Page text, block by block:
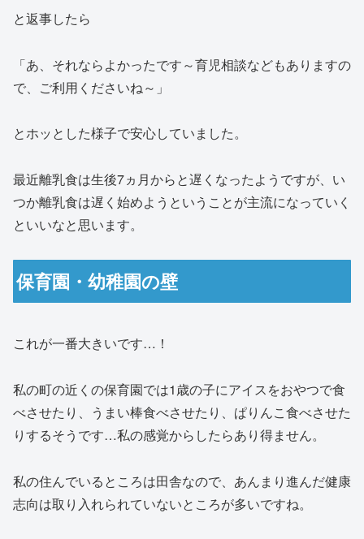
と返事したら
「あ、それならよかったです～育児相談などもありますの
で、ご利用くださいね～」
とホッとした様子で安心していました。
最近離乳食は生後7ヵ月からと遅くなったようですが、い
つか離乳食は遅く始めようということが主流になっていく
といいなと思います。
保育園・幼稚園の壁
これが一番大きいです…！
私の町の近くの保育園では1歳の子にアイスをおやつで食
べさせたり、うまい棒食べさせたり、ぱりんこ食べさせた
りするそうです…私の感覚からしたらあり得ません。
私の住んでいるところは田舎なので、あんまり進んだ健康
志向は取り入れられていないところが多いですね。